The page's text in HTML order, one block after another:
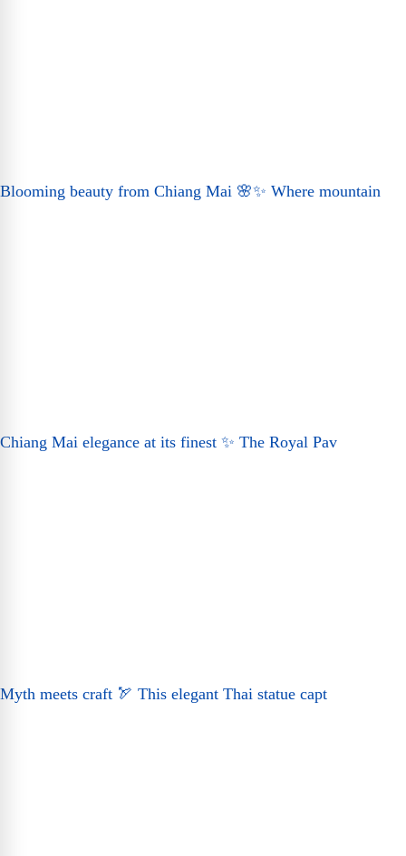
Blooming beauty from Chiang Mai 🌸✨ Where mountain
Chiang Mai elegance at its finest ✨ The Royal Pav
Myth meets craft 🏹 This elegant Thai statue capt